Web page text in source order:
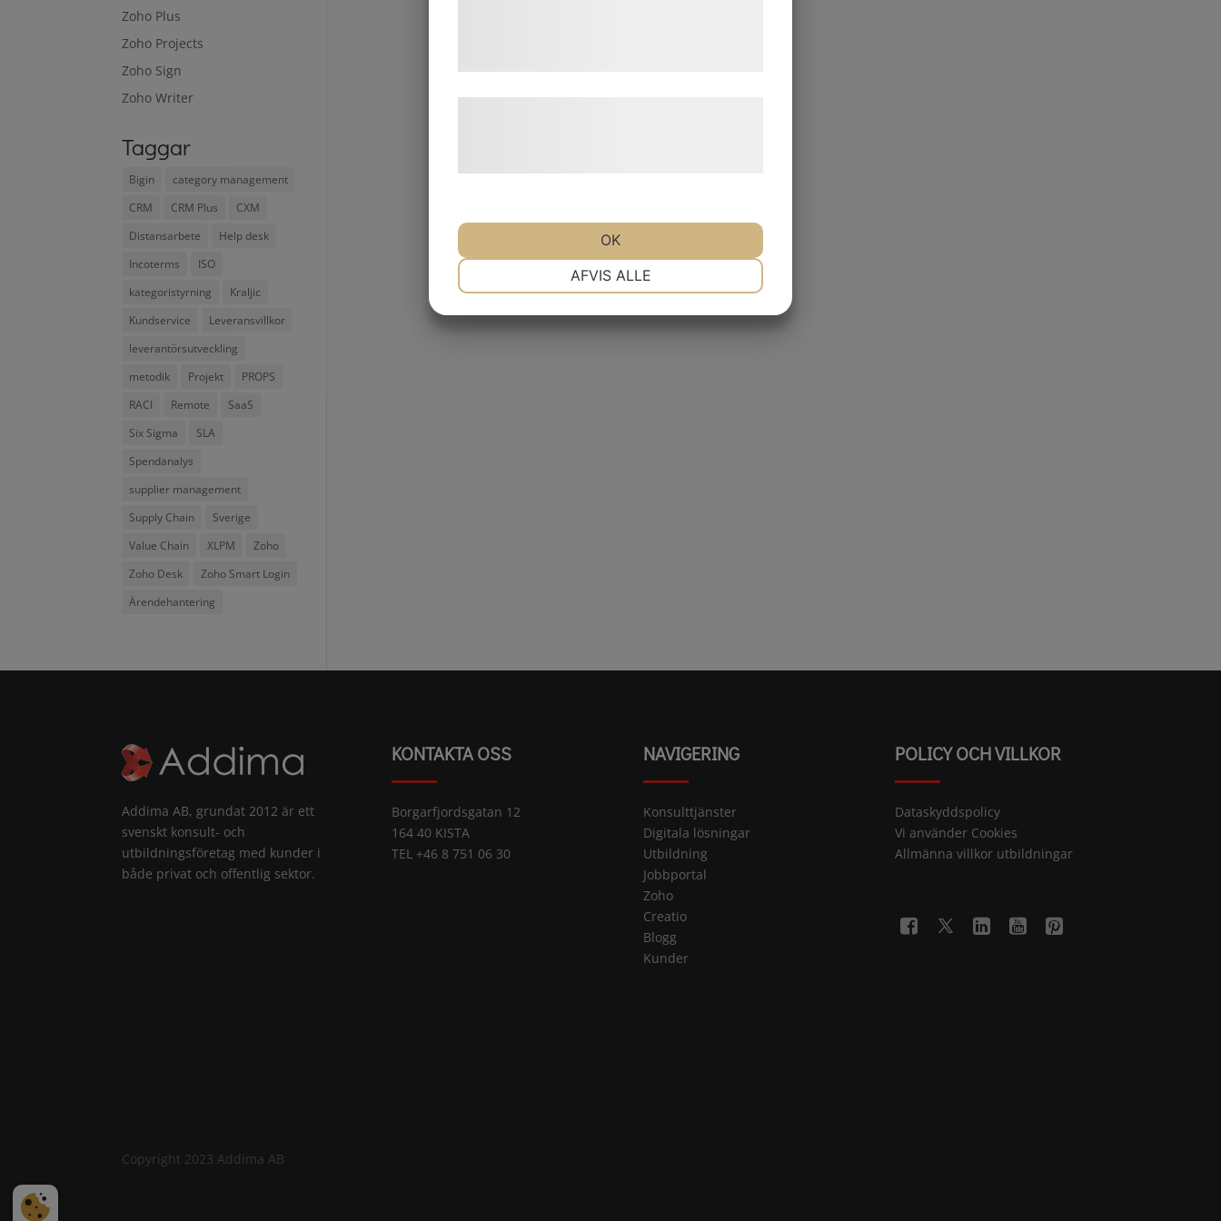
Zoho Plus
Zoho Projects
Zoho Sign
Zoho Writer
Taggar
Bigin
category management
CRM
CRM Plus
CXM
Distansarbete
Help desk
Incoterms
ISO
kategoristyrning
Kraljic
Kundservice
Leveransvillkor
leverantörsutveckling
metodik
Projekt
PROPS
RACI
Remote
SaaS
Six Sigma
SLA
Spendanalys
supplier management
Supply Chain
Sverige
Value Chain
XLPM
Zoho
Zoho Desk
Zoho Smart Login
Ärendehantering
Addima AB, grundat 2012 är ett
svenskt konsult- och
utbildningsföretag med kunder i
både privat och offentlig sektor.
KONTAKTA OSS
Borgarfjordsgatan 12
164 40 KISTA
TEL +46 8 751 06 30
NAVIGERING
Konsulttjänster
Digitala lösningar
Utbildning
Jobbportal
Zoho
Creatio
Blogg
Kunder
POLICY OCH VILLKOR
Dataskyddspolicy
Vi använder Cookies
Allmänna villkor utbildningar
Copyright 2023 Addima AB
AFVIS ALLE
OK